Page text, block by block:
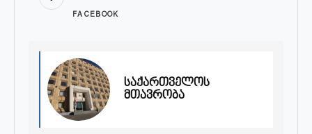
FACEBOOK
საქართველოს
მთავრობა